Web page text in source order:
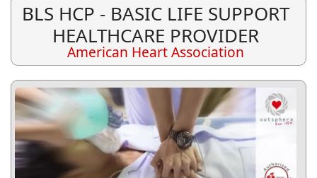
BLS HCP - BASIC LIFE SUPPORT
HEALTHCARE PROVIDER
American Heart Association